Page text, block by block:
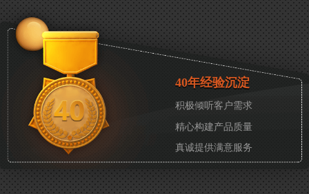
40年经验沉淀
积极倾听客户需求
精心构建产品质量
真诚提供满意服务